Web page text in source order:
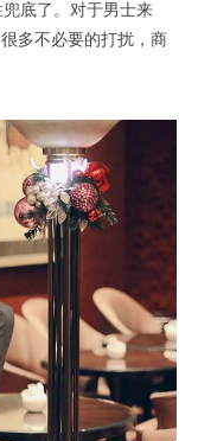
底了。对于男士来
多不必要的打扰，商